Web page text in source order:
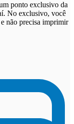
ponto exclusivo da
No exclusivo, você
não precisa imprimir